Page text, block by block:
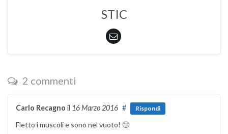
STIC
2 commenti
Carlo Recagno il 16 Marzo 2016 # Rispondi
Fletto i muscoli e sono nel vuoto! 🙂